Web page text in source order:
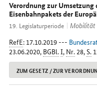
Verordnung zur Umsetzung
Eisenbahnpakets der
19. Legislaturperiode
Mobilität
RefE: 17.10.2019 ---
23.06.2020, BGBl.I, Nr.28,S.
ZUM GESETZ / ZUR